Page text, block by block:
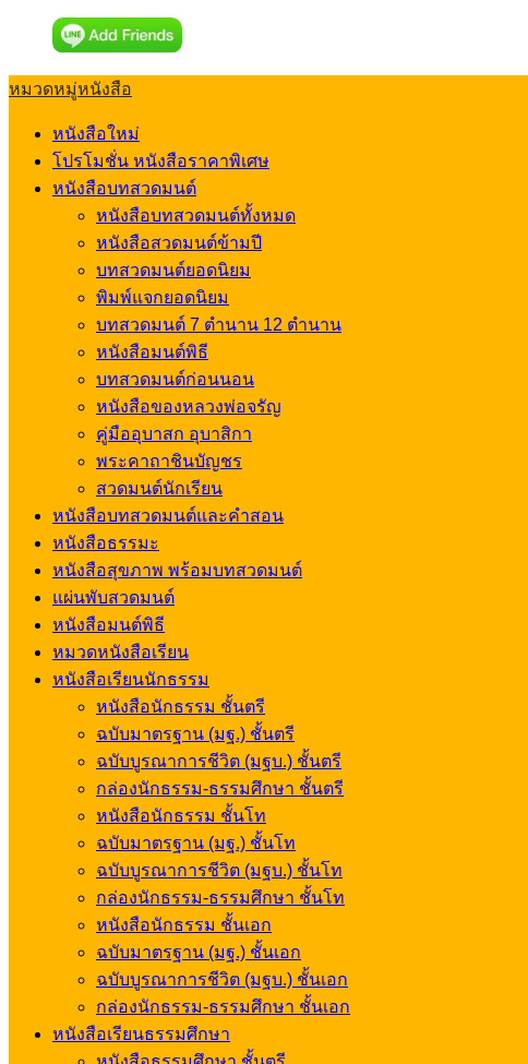
หมวดหมู่หนังสือ
หนังสือใหม่
โปรโมชั่น หนังสือราคาพิเศษ
หนังสือบทสวดมนต์
หนังสือบทสวดมนต์ทั้งหมด
หนังสือสวดมนต์ข้ามปี
บทสวดมนต์ยอดนิยม
พิมพ์แจกยอดนิยม
บทสวดมนต์ 7 ตำนาน 12 ตำนาน
หนังสือมนต์พิธี
บทสวดมนต์ก่อนนอน
หนังสือของหลวงพ่อจรัญ
คู่มืออุบาสก อุบาสิกา
พระคาถาชินบัญชร
สวดมนต์นักเรียน
หนังสือบทสวดมนต์และคำสอน
หนังสือธรรมะ
หนังสือสุขภาพ พร้อมบทสวดมนต์
แผ่นพับสวดมนต์
หนังสือมนต์พิธี
หมวดหนังสือเรียน
หนังสือเรียนนักธรรม
หนังสือนักธรรม ชั้นตรี
ฉบับมาตรฐาน (มฐ.) ชั้นตรี
ฉบับบูรณาการชีวิต (มฐบ.) ชั้นตรี
กล่องนักธรรม-ธรรมศึกษา ชั้นตรี
หนังสือนักธรรม ชั้นโท
ฉบับมาตรฐาน (มฐ.) ชั้นโท
ฉบับบูรณาการชีวิต (มฐบ.) ชั้นโท
กล่องนักธรรม-ธรรมศึกษา ชั้นโท
หนังสือนักธรรม ชั้นเอก
ฉบับมาตรฐาน (มฐ.) ชั้นเอก
ฉบับบูรณาการชีวิต (มฐบ.) ชั้นเอก
กล่องนักธรรม-ธรรมศึกษา ชั้นเอก
หนังสือเรียนธรรมศึกษา